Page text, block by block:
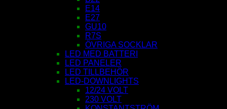
E14
E27
GU10
R7S
ÖVRIGA SOCKLAR
LED MED BATTERI
LED PANELER
LED TILLBEHÖR
LED-DOWNLIGHTS
12/24 VOLT
230 VOLT